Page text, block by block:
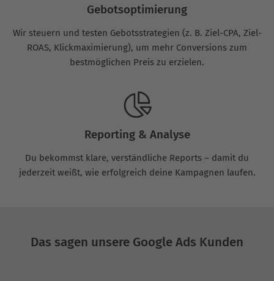
Gebotsoptimierung
Wir steuern und testen Gebotsstrategien (z. B. Ziel-CPA, Ziel-
ROAS, Klickmaximierung), um mehr Conversions zum
bestmöglichen Preis zu erzielen.
Reporting & Analyse
Du bekommst klare, verständliche Reports – damit du
jederzeit weißt, wie erfolgreich deine Kampagnen laufen.
Das sagen unsere Google Ads Kunden